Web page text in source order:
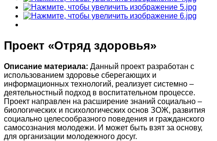
Проект «Отряд здоровья»
Описание материала: Данный проект разработан с
использованием здоровье сберегающих и
информационных технологий, реализует системно –
деятельностный подход в воспитательном процессе.
Проект направлен на расширение знаний социально –
биологических и психологических основ ЗОЖ, развития
социально целесообразного поведения и гражданского
самосознания молодежи. И может быть взят за основу,
для организации молодежного досуг.